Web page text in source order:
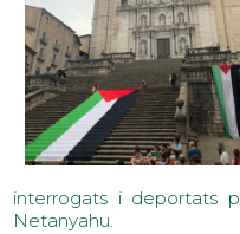
interrogats i deportats
Netanyahu.